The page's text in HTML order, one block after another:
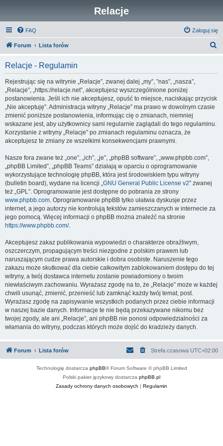
Relacje
FAQ Zaloguj się
Forum Lista forów
Relacje - Regulamin
Rejestrując się na witrynie „Relacje”, zwanej dalej „my”, ”nas”, „nasza”,
„Relacje”, „https://relacje.net”, akceptujesz wyszczególnione poniżej
postanowienia. Jeśli ich nie akceptujesz, opuść to miejsce, naciskając przycisk
„Nie akceptuję”. Administracja witryny „Relacje” ma prawo w dowolnym czasie
zmienić poniższe postanowienia, informując cię o zmianach, niemniej
wskazane jest, aby użytkownicy sami regularnie zaglądali do tego regulaminu.
Korzystanie z witryny „Relacje” po zmianach regulaminu oznacza, że
akceptujesz te zmiany ze wszelkimi konsekwencjami prawnymi.
Nasze fora zwane też „one”, „ich”, „je”, „phpBB software”, „www.phpbb.com”,
„phpBB Limited”, „phpBB Teams” działają w oparciu o oprogramowanie
wykorzystujące technologię phpBB, która jest środowiskiem typu witryny
(bulletin board), wydane na licencji „GNU General Public License v2” zwanej
też „GPL”. Oprogramowanie jest dostępne do pobrania ze strony
www.phpbb.com. Oprogramowanie phpBB tylko ułatwia dyskusje przez
internet, a jego autorzy nie kontrolują tekstów zamieszczanych w internecie za
jego pomocą. Więcej informacji o phpBB można znaleźć na stronie
https://www.phpbb.com/.
Akceptujesz zakaz publikowania wypowiedzi o charakterze obraźliwym,
oszczerczym, propagującym treści niezgodne z polskim prawem lub
naruszającym cudze prawa autorskie i dobra osobiste. Naruszenie tego
zakazu może skutkować dla ciebie całkowitym zablokowaniem dostępu do tej
witryny, a twój dostawca internetu zostanie powiadomiony o twoim
niewłaściwym zachowaniu. Wyrażasz zgodę na to, że „Relacje” może w każdej
chwili usunąć, zmienić, przenieść lub zamknąć każdy twój temat, post.
Wyrażasz zgodę na zapisywanie wszystkich podanych przez ciebie informacji
w naszej bazie danych. Informacje te nie będą przekazywane nikomu bez
twojej zgody, ale ani „Relacje”, ani phpBB nie ponosi odpowiedzialności za
włamania do witryny, podczas których może dojść do kradzieży danych.
Forum Lista forów Strefa czasowa UTC+02:00
Technologię dostarcza phpBB® Forum Software © phpBB Limited
Polski pakiet językowy dostarcza phpBB.pl
Zasady ochrony danych osobowych | Regulamin